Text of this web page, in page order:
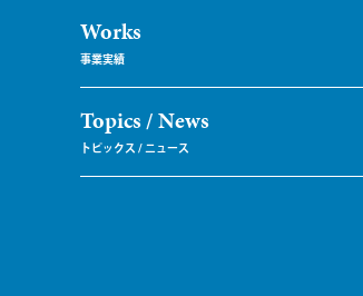
Works
Topics / News